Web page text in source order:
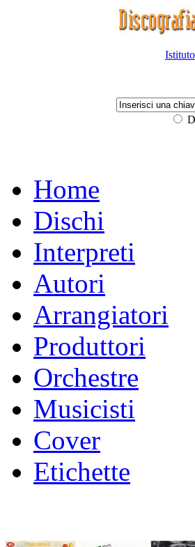
Home
Dischi
Interpreti
Autori
Arrangiatori
Produttori
Orchestre
Musicisti
Cover
Etichette